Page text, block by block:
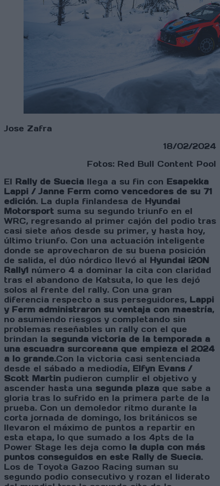
Jose Zafra
18/02/2024
Fotos: Red Bull Content Pool
El Rally de Suecia llega a su fin con Esapekka
Lappi / Janne Ferm como vencedores de su 71
edición. La dupla finlandesa de Hyundai
Motorsport suma su segundo triunfo en el
WRC, regresando al primer cajón del podio tras
casi siete años desde su primer, y hasta hoy,
último triunfo. Con una actuación inteligente
donde se aprovecharon de su buena posición
de salida, el dúo nórdico llevó al Hyundai i20N
Rally1 número 4 a dominar la cita con claridad
tras el abandono de Katsuta, lo que les dejó
solos al frente del rally. Con una gran
diferencia respecto a sus perseguidores, Lappi
y Ferm administraron su ventaja con maestría,
no asumiendo riesgos y completando sin
problemas reseñables un rally con el que
brindan la segunda victoria de la temporada a
una escuadra surcoreana que empieza el 2024
a lo grande.Con la victoria casi sentenciada
desde el sábado a mediodía, Elfyn Evans /
Scott Martin pudieron cumplir el objetivo y
ascender hasta una segunda plaza que sabe a
gloria tras lo sufrido en la primera parte de la
prueba. Con un demoledor ritmo durante la
corta jornada de domingo, los británicos se
llevaron el máximo de puntos a repartir en
esta etapa, lo que sumado a los 4pts de la
Power Stage les deja como la dupla con más
puntos conseguidos en este Rally de Suecia.
Los de Toyota Gazoo Racing suman su
segundo podio consecutivo y rozan el liderato